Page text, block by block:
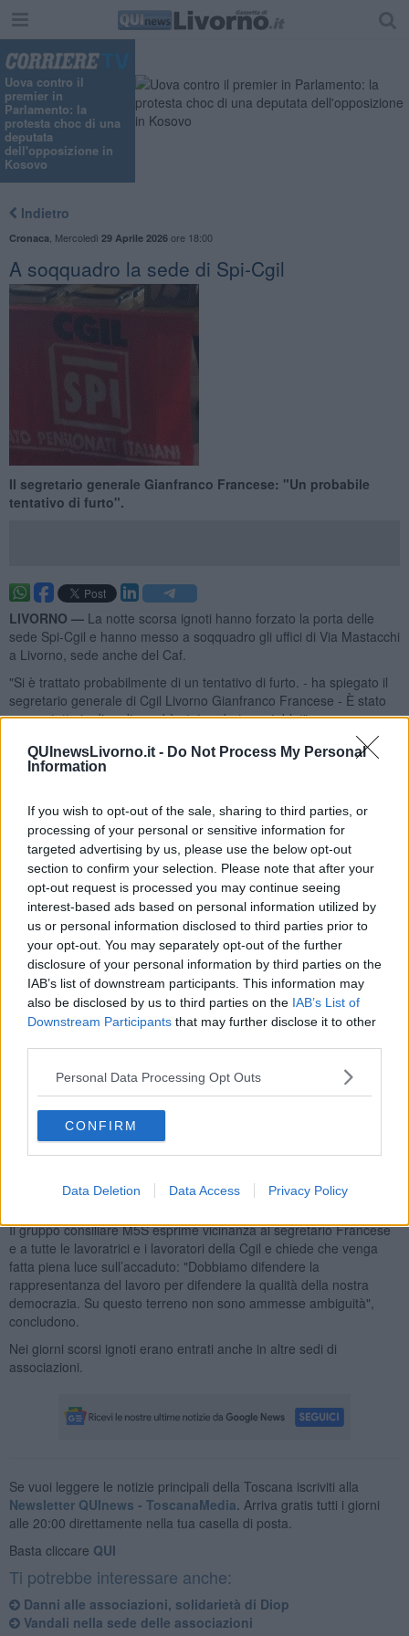
QUInewsLivorno.it - Do Not Process My Personal
Information
If you wish to opt-out of the sale, sharing to third parties, or
processing of your personal or sensitive information for
targeted advertising by us, please use the below opt-out
section to confirm your selection. Please note that after your
opt-out request is processed you may continue seeing
interest-based ads based on personal information utilized by
us or personal information disclosed to third parties prior to
your opt-out. You may separately opt-out of the further
disclosure of your personal information by third parties on the
IAB’s list of downstream participants. This information may
also be disclosed by us to third parties on the IAB’s List of
Downstream Participants that may further disclose it to other
Personal Data Processing Opt Outs
CONFIRM
Data Deletion Data Access Privacy Policy
Uova contro il
premier in
Parlamento: la
protesta choc di una
deputata
dell'opposizione in
Kosovo
Indietro
Cronaca Mercoledì 29 Aprile 2026ore 18:00
A soqquadro la sede di Spi-Cgil
Il segretario generale Gianfranco Francese: "Un probabile
tentativo di furto".
LIVORNO — La notte scorsa ignoti hanno forzato la porta delle
sede Spi-Cgil e hanno messo a soqquadro gli uffici di Via Mastacchi
a Livorno, sede anche del Caf.
"Si è trattato probabilmente di un tentativo di furto. - ha spiegato il
segretario generale di Cgil Livorno Gianfranco Francese - È stato
messo tutto in disordine ed è stato rubato un tablet".
"Il gruppo consiliare del Movimento 5 Stelle in Consiglio regionale
della Toscana esprime piena solidarietà alla Cgil per il grave
attacco subito alla sede livornese di Shangai che ha provocato
danni rilevanti a spazi e servizi dedicati a lavoratori e pensionati", si
legge in una nota.
"Non siamo di fronte a un episodio isolato né a un gesto
riconducibile a mera inciviltà ma a un’azione scientemente
eversiva. Colpire un’organizzazione sindacale significa aggredire
un pilastro della vita democratica e della rappresentanza del
lavoro", dichiarano i consiglieri regionali del Movimento 5 Stelle
Irene Galletti e Luca Rossi Romanelli.
"In una fase delicata sul piano economico e sociale, la Toscana ha
bisogno di rafforzare, non di indebolire, i luoghi della mediazione e
del confronto. I sindacati - spiegano i consiglieri - insieme alle
imprese e alle istituzioni, sono parte essenziale dei processi di
concertazione necessari a costruire politiche economiche e sociali
Il gruppo consiliare M5S esprime vicinanza al segretario Francese
e a tutte le lavoratrici e i lavoratori della Cgil e chiede che venga
fatta piena luce sull’accaduto: "Dobbiamo difendere la
rappresentanza del lavoro per difendere la qualità della nostra
democrazia. Su questo terreno non sono ammesse ambiguità",
concludono.
Nei giorni scorsi ignoti erano entrati anche in altre sedi di
associazioni.
Se vuoi leggere le notizie principali della Toscana iscriviti alla
Newsletter QUInews - ToscanaMedia. Arriva gratis tutti i giorni
alle 20:00 direttamente nella tua casella di posta.
Basta cliccare QUI
Ti potrebbe interessare anche:
Danni alle associazioni, solidarietà di Diop
Vandali nella sede delle associazioni